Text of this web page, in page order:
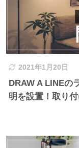
2021年1月20日
DRAW A LINEの
明を設置！取り